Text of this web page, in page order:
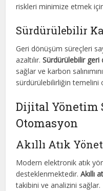
riskleri minimize etmek
Sürdürülebilir
Geri dönüşüm süreçleri
azaltılır.Sürdürülebilir
sağlar ve karbon
sürdürülebilirliğin temelini
Dijital Yönetim
Otomasyon
Akıllı Atık
Modern elektronik atık
desteklenmektedir.Akıllı
takibini ve analizini